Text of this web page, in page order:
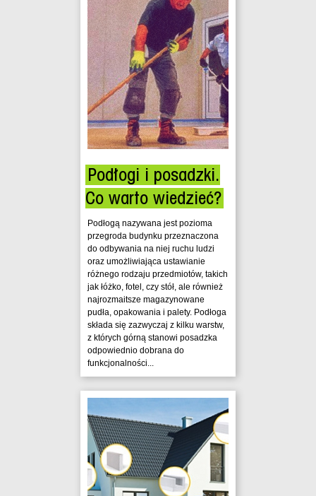
Podłogi i posadzki.
Co warto wiedzieć?
Podłogą nazywana jest pozioma
przegroda budynku przeznaczona
do odbywania na niej ruchu ludzi
oraz umożliwiająca ustawianie
różnego rodzaju przedmiotów, takich
jak łóżko, fotel, czy stół, ale również
najrozmaitsze magazynowane
pudła, opakowania i palety. Podłoga
składa się zazwyczaj z kilku warstw,
z których górną stanowi posadzka
odpowiednio dobrana do
funkcjonalności...